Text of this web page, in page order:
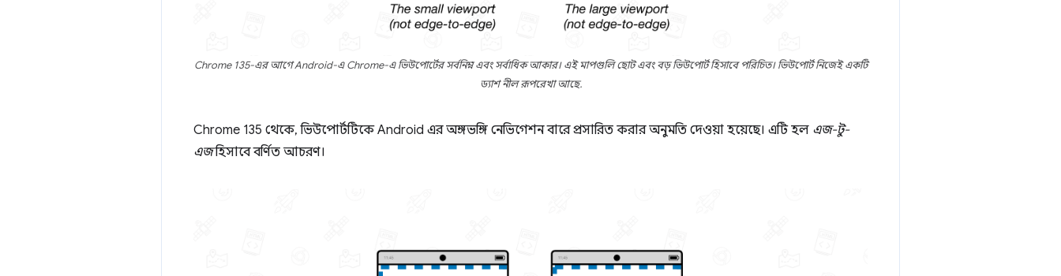
Chrome 135-এর আগে Android-এ Chrome-এ ভিউপোর্টের সর্বনিম্ন এবং সর্বাধিক আকার। এই মাপগুলি ছোট এবং বড় ভিউপোর্ট হিসাবে পরিচিত। ভিউপোর্ট নিজেই একটি
ড্যাশ নীল রূপরেখা আছে.
Chrome 135 থেকে, ভিউপোর্টটিকে Android এর অঙ্গভঙ্গি নেভিগেশন বারে প্রসারিত করার অনুমতি দেওয়া হয়েছে। এটি হল এজ-টু-
এজহিসাবে বর্ণিত আচরণ।